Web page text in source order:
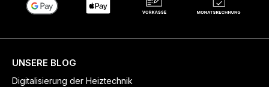
UNSERE BLOG
Digitalisierung der Heiztechnik